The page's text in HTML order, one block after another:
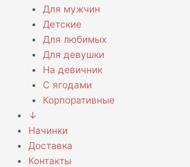
Для мужчин
Детские
Для любимых
Для девушки
На девичник
С ягодами
Корпоративные
↓
Начинки
Доставка
Контакты